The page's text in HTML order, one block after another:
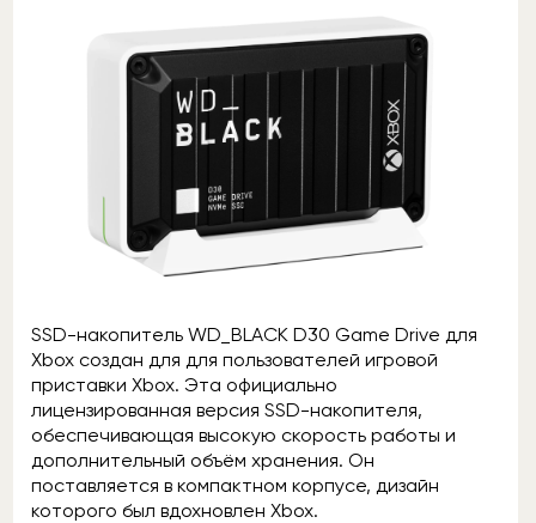
SSD-накопитель WD_BLACK D30 Game Drive для
Xbox создан для для пользователей игровой
приставки Xbox. Эта официально
лицензированная версия SSD-накопителя,
обеспечивающая высокую скорость работы и
дополнительный объём хранения. Он
поставляется в компактном корпусе, дизайн
которого был вдохновлен Xbox.